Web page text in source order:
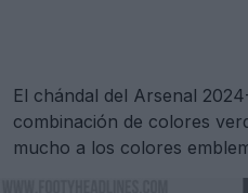
El chándal del Arsenal
combinación de colores
mucho a los colores